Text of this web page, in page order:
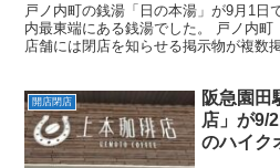
戸ノ内町の銭湯「日の本湯」が9月1日
内最東端にある銭湯でした。 戸ノ内
店舗には閉店を知らせる掲示物が複数
開店閉店
阪急園田
店」が9/
のハイク